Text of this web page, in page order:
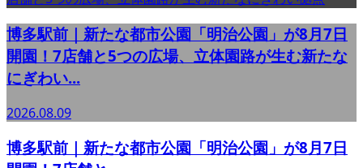
博多駅前｜新たな都市公園「明治公園」が8月7日
開園！7店舗と5つの広場、立体園路が生む新たな
にぎわい...
2026.08.09
博多駅前｜新たな都市公園「明治公園」が8月7日